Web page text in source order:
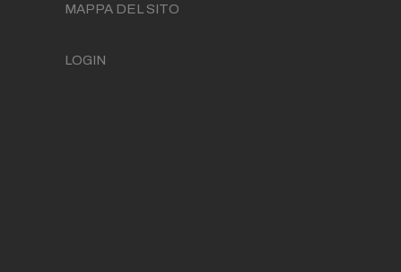
MAPPA DEL SITO
LOGIN